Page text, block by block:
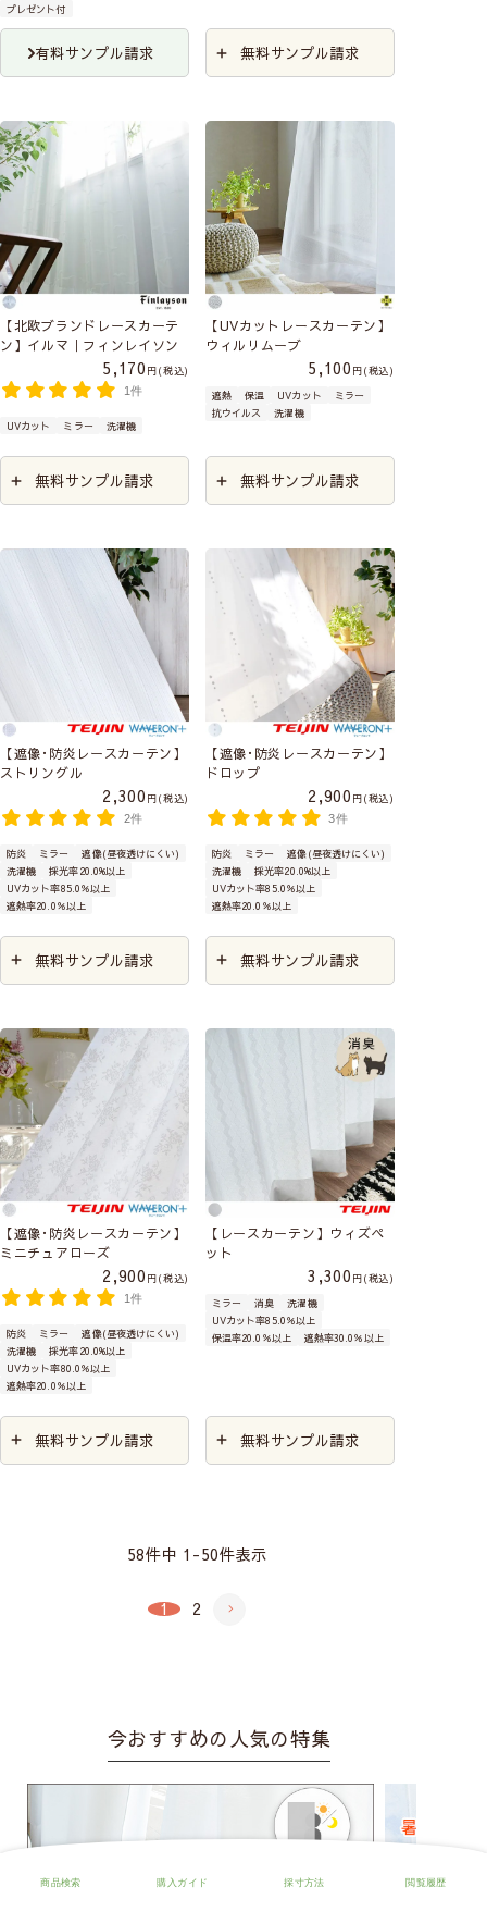
プレゼント付
有料サンプル請求 無料サンプル請求
【北欧ブランドレースカーテ
ン】イルマ｜フィンレイソン
5,170
税込
1件
UVカット ミラー 洗濯機
無料サンプル請求
【UVカットレースカーテン】
ウィルリムーブ
5,100
税込
遮熱
保温 UVカット
ミラー
抗ウイルス
洗濯機
無料サンプル請求
【遮像･防炎レースカーテン】
ストリングル
2,300
税込
2件
防炎 ミラー
遮像(昼夜透けにくい)
洗濯機
採光率20.0%以上
UVカット率85.0％以上
遮熱率20.0％以上
無料サンプル請求
【遮像･防炎レースカーテン】
ドロップ
2,900
税込
3件
防炎 ミラー
遮像(昼夜透けにくい)
洗濯機
採光率20.0%以上
UVカット率85.0％以上
遮熱率20.0％以上
無料サンプル請求
【遮像･防炎レースカーテン】
ミニチュアローズ
2,900
税込
1件
防炎 ミラー
遮像(昼夜透けにくい)
洗濯機
採光率20.0%以上
UVカット率80.0％以上
遮熱率20.0％以上
無料サンプル請求
【レースカーテン】ウィズペ
ット
3,300
税込
ミラー
消臭
洗濯機
UVカット率85.0％以上
保温率20.0％以上
遮熱率30.0％以上
無料サンプル請求
58件中 1 -50件表示
1 2
今おすすめの人気の特集